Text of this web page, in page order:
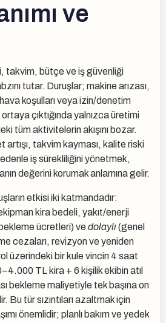
ve
takvim, bütçe ve iş güvenliği
tutar. Duruşlar; makine arızası,
koşulları veya izin/denetim
çıktığında yalnızca üretimi
tüm aktivitelerin akışını bozar.
artışı, takvim kayması, kalite riski
iş sürekliliğini yönetmek,
değerini korumak anlamına gelir.
etkisi iki katmandadır:
kira bedeli, yakıt/enerji
ücretleri) vedolaylı(genel
cezaları, revizyon ve yeniden
üzerindeki bir kule vincin 4 saat
TL kira + 6 kişilik ekibin atıl
bekleme maliyetiyle tek başına on
Bu tür sızıntıları azaltmak için
önemlidir; planlı bakım ve yedek